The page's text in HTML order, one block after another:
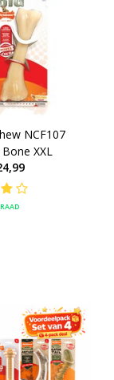
NCF107
XXL